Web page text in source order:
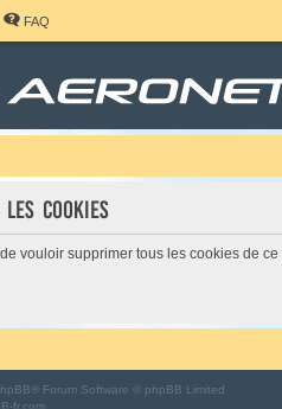
FAQ
les cookies
vouloir supprimer tous les cookies de ce
® Forum Software © phpBB Limited
fr.com